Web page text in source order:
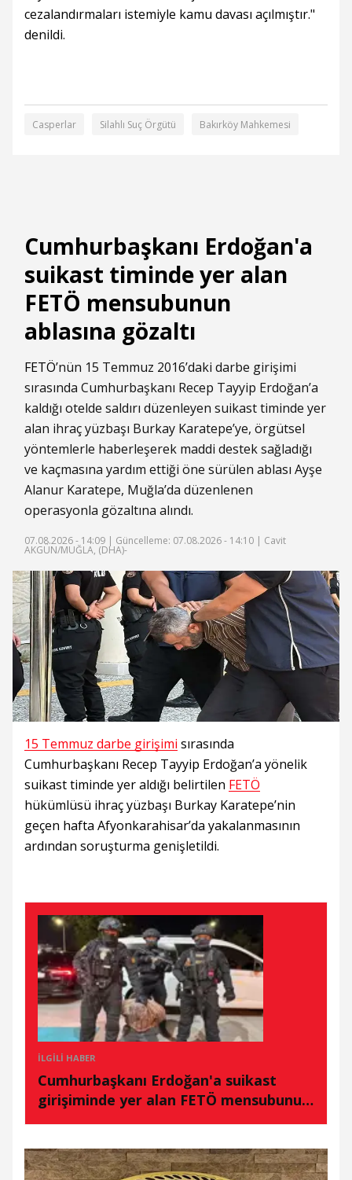
cezalandırmaları istemiyle kamu davası açılmıştır."
denildi.
Casperlar Silahlı Suç Örgütü Bakırköy Mahkemesi
Cumhurbaşkanı Erdoğan'a
suikast timinde yer alan
FETÖ mensubunun
ablasına gözaltı
FETÖ’nün 15 Temmuz 2016’daki darbe girişimi
sırasında Cumhurbaşkanı Recep Tayyip Erdoğan’a
kaldığı otelde saldırı düzenleyen suikast timinde yer
alan ihraç yüzbaşı Burkay Karatepe’ye, örgütsel
yöntemlerle haberleşerek maddi destek sağladığı
ve kaçmasına yardım ettiği öne sürülen ablası Ayşe
Alanur Karatepe, Muğla’da düzenlenen
operasyonla gözaltına alındı.
07.08.2026 - 14:09 | Güncelleme: 07.08.2026 - 14:10 | Cavit
AKGÜN/MUĞLA, (DHA)-
15 Temmuz darbe girişimi sırasında
Cumhurbaşkanı Recep Tayyip Erdoğan’a yönelik
suikast timinde yer aldığı belirtilen FETÖ
hükümlüsü ihraç yüzbaşı Burkay Karatepe’nin
geçen hafta Afyonkarahisar’da yakalanmasının
ardından soruşturma genişletildi.
İLGILI HABER
Cumhurbaşkanı Erdoğan'a suikast
girişiminde yer alan FETÖ mensubunun
evinde uyuşturucu ele geçirildi